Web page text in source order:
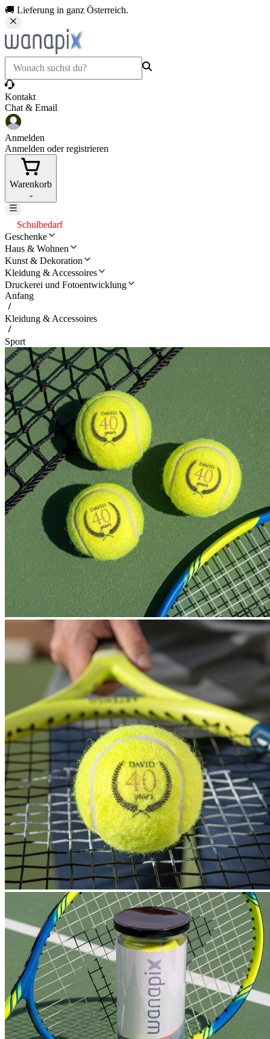
🚚 Lieferung in ganz Österreich.
Kontakt
Chat & Email
Anmelden
Anmelden oder registrieren
Warenkorb
-
Schulbedarf
Geschenke
Haus & Wohnen
Kunst & Dekoration
Kleidung & Accessoires
Druckerei und Fotoentwicklung
Anfang
Kleidung & Accessoires
Sport